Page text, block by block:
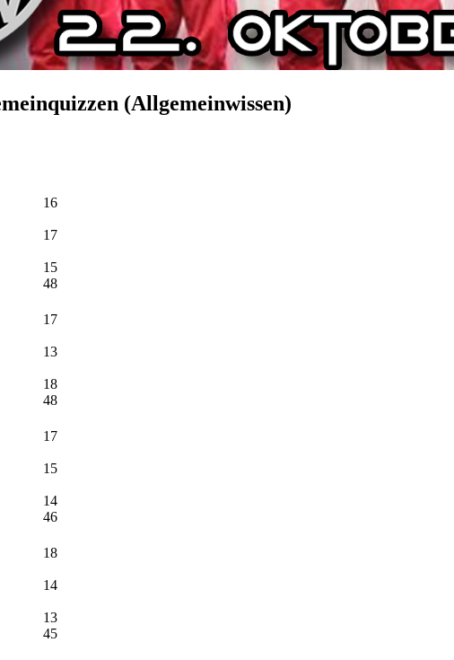
(Allgemeinwissen)
16
17
15
48
17
13
18
48
17
15
14
46
18
14
13
45